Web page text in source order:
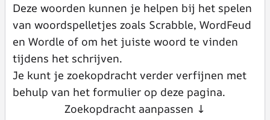
Deze woorden kunnen je helpen bij het spelen
van woordspelletjes zoals Scrabble, WordFeud
en Wordle of om het juiste woord te vinden
tijdens het schrijven.
Je kunt je zoekopdracht verder verfijnen met
behulp van het formulier op deze pagina.
Zoekopdracht aanpassen ↓